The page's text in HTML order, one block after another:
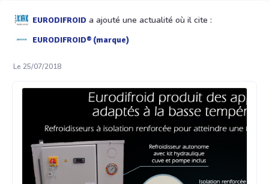
EURODIFROID a ajouté une actualité où il cite :
EURODIFROID® (marque)
Le 25/07/2018